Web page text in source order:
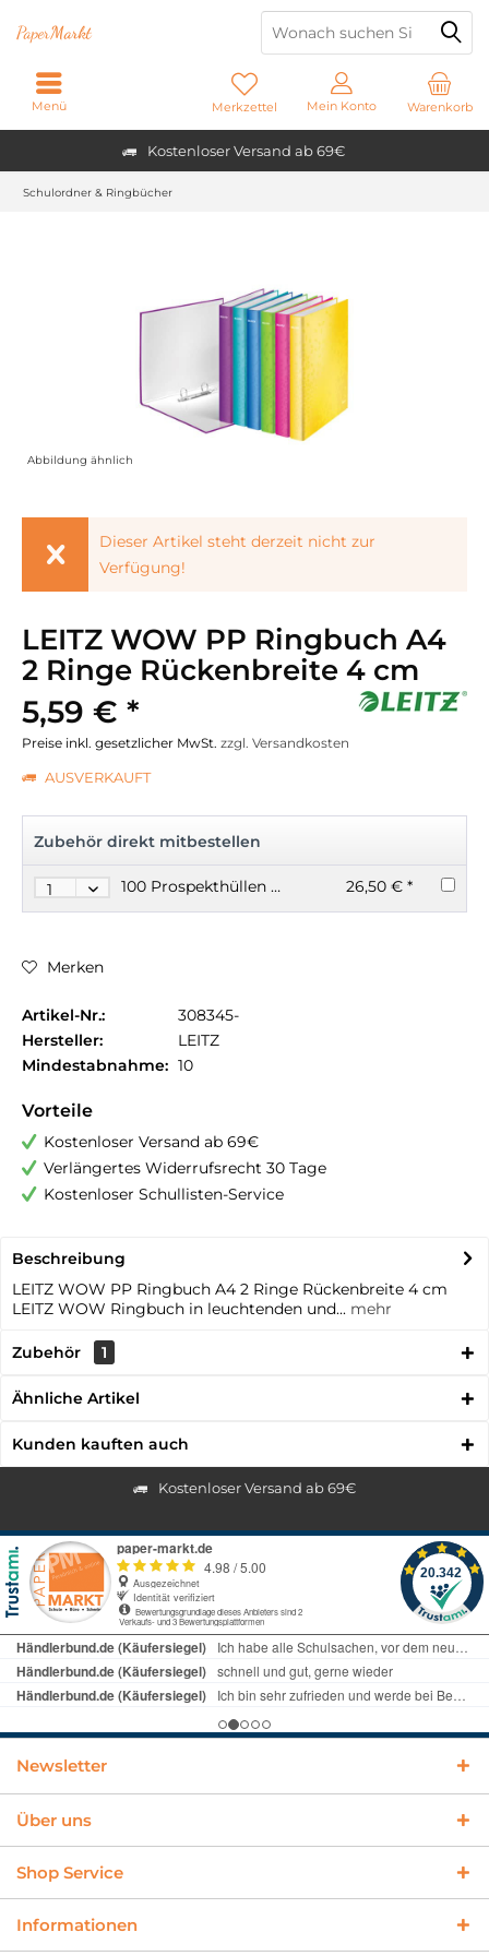
Kostenloser Versand ab 69€
PaperMarkt
Warenkorb
Merkzettel Mein Konto
Menü
Schulordner & Ringbücher
Abbildung ähnlich
Dieser Artikel steht derzeit nicht zur
Verfügung!
LEITZ WOW PP Ringbuch A4
2 Ringe Rückenbreite 4 cm
5,59 € *
Preise inkl. gesetzlicher MwSt. zzgl. Versandkosten
AUSVERKAUFT
Zubehör direkt mitbestellen
100 Prospekthüllen A4 120my genarbt dokumentenecht 26,50 € *
Merken
Artikel-Nr.:
308345-
Hersteller:
LEITZ
Mindestabnahme: 10
Vorteile
Kostenloser Versand ab 69€
Verlängertes Widerrufsrecht 30 Tage
Kostenloser Schullisten-Service
Beschreibung
LEITZ WOW PP Ringbuch A4 2 Ringe Rückenbreite 4 cm
LEITZ WOW Ringbuch in leuchtenden und... mehr
Zubehör 1
Ähnliche Artikel
Kunden kauften auch
Kostenloser Versand ab 69€
Newsletter
Über uns
Shop Service
Informationen